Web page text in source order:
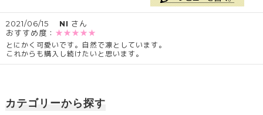
2021/06/15 NI さん
おすすめ度： ★★★★★
とにかく可愛いです。自然で凛としています。
これからも購入し続けたいと思います。
カテゴリーから探す